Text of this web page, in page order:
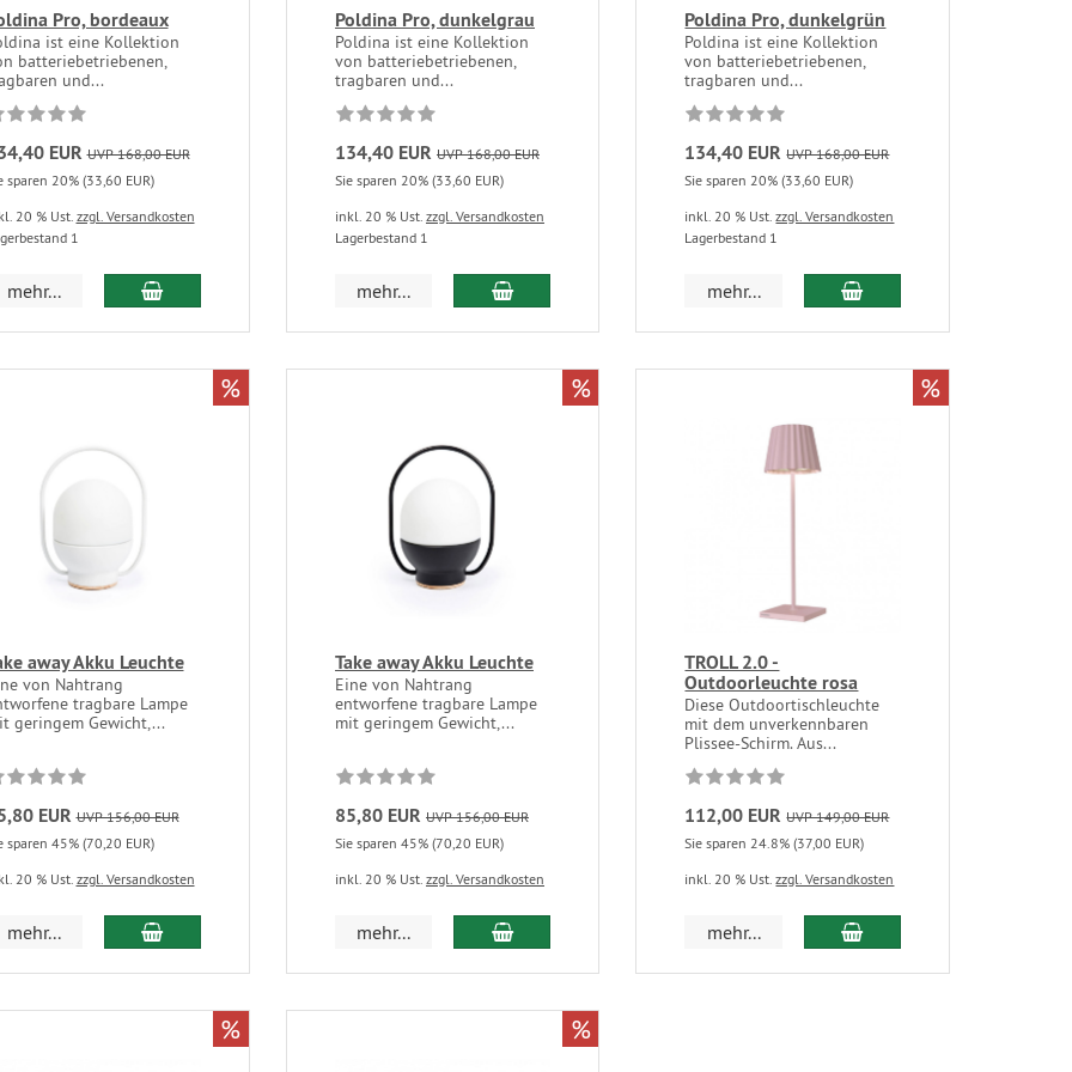
Pro, bordeaux
ist eine Kollektion
batteriebetriebenen,
und...
EUR UVP 168,00 EUR
sparen 20% (33,60 EUR)
20 % Ust. zzgl. Versandkosten
1
mehr...
Poldina Pro, dunkelgrau
Poldina ist eine Kollektion
von batteriebetriebenen,
tragbaren und...
134,40 EUR UVP 168,00 EUR
Sie sparen 20% (33,60 EUR)
inkl. 20 % Ust. zzgl. Versandkosten
Lagerbestand 1
mehr...
Poldina Pro, dunkelgrün
Poldina ist eine Kollektion
von batteriebetriebenen,
tragbaren und...
134,40 EUR UVP 168,00 EUR
Sie sparen 20% (33,60 EUR)
inkl. 20 % Ust.zzgl. Versandkosten
Lagerbestand 1
mehr...
away Akku Leuchte
von Nahtrang
tragbare Lampe
geringem Gewicht,...
EUR UVP 156,00 EUR
sparen 45% (70,20 EUR)
20 % Ust. zzgl. Versandkosten
mehr...
%
Take away Akku Leuchte
Eine von Nahtrang
entworfene tragbare Lampe
mit geringem Gewicht,...
85,80 EUR UVP 156,00 EUR
Sie sparen 45% (70,20 EUR)
inkl. 20 % Ust. zzgl. Versandkosten
mehr...
%
TROLL 2.0 -
Outdoorleuchte rosa
Diese Outdoortischleuchte
mit dem unverkennbaren
Plissee-Schirm. Aus...
112,00 EUR UVP 149,00 EUR
Sie sparen 24.8% (37,00 EUR)
inkl. 20 % Ust.zzgl. Versandkosten
mehr...
%
% %